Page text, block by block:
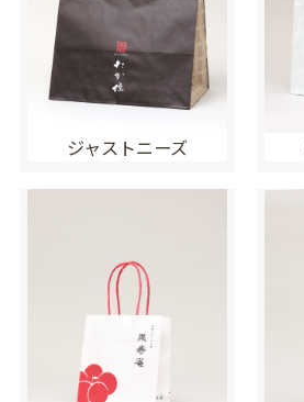
ジャストニーズ